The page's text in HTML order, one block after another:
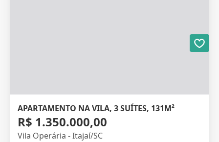
APARTAMENTO NA VILA, 3 SUÍTES, 131M²
R$ 1.350.000,00
Vila Operária - Itajaí/SC